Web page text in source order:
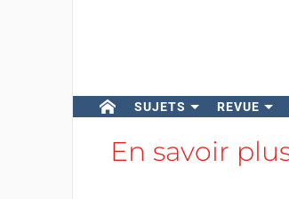
SUJETS REVUE
En savoir